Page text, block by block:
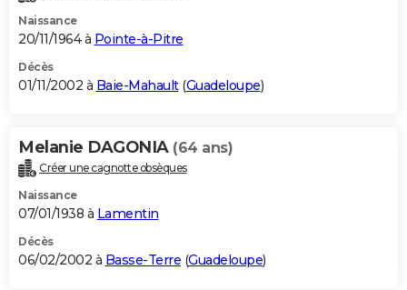
Naissance
20/11/1964 à Pointe-à-Pitre
Décès
01/11/2002 à Baie-Mahault(Guadeloupe)
Melanie DAGONIA (64 ans)
Créer une cagnotte obsèques
Naissance
07/01/1938 à Lamentin
Décès
06/02/2002 à Basse-Terre (Guadeloupe)